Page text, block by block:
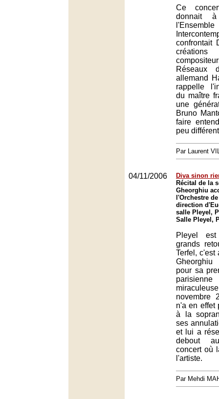
Ce
donnait
l'Ensemble
confrontait
Réseaux
allemand
rappelle
du maître
une
Bruno
faire
peu
Par Laurent
04/11/2006
Diva sinon
Récital de la
Gheorghiu
l'Orchestre
direction
salle Pleyel,
Salle Pleyel,
Pleyel
grands
Terfel, c'est
pour sa
novembre
n'a en effet
à la
ses
et lui a
debout
concert où
l'artiste.
Par Mehdi